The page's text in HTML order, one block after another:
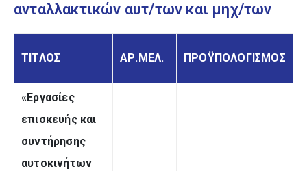
ανταλλακτικών αυτ/των και μηχ/των
ΤΙΤΛΟΣ ΑΡ.ΜΕΛ. ΠΡΟΫΠΟΛΟΓΙΣΜΟΣ
«Εργασίες
επισκευής και
συντήρησης
αυτοκινήτων